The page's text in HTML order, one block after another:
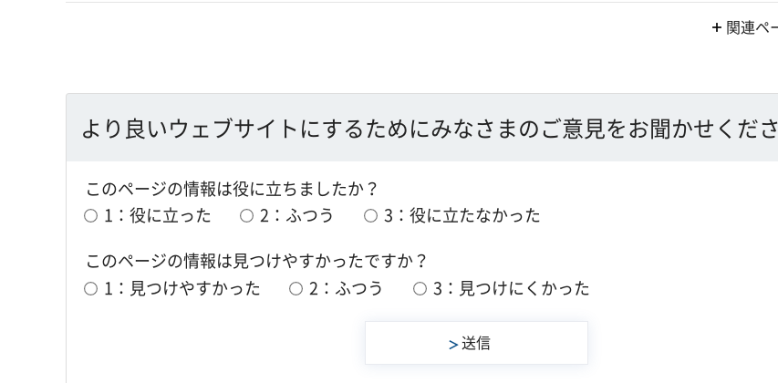
関連ペ
より良いウェブサイトにするためにみなさまのご意見をお聞かせくだ
このページの情報は役に立ちましたか？
1：役に立った
2：ふつう
3：役に立たなかった
このページの情報は見つけやすかったですか？
1：見つけやすかった
2：ふつう 3：見つけにくかった